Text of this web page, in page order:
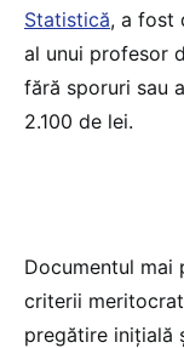
Statistică, a fost
al unui profesor
fără sporuri sau
2.100 de lei.
Documentul mai
criterii
pregătire inițială